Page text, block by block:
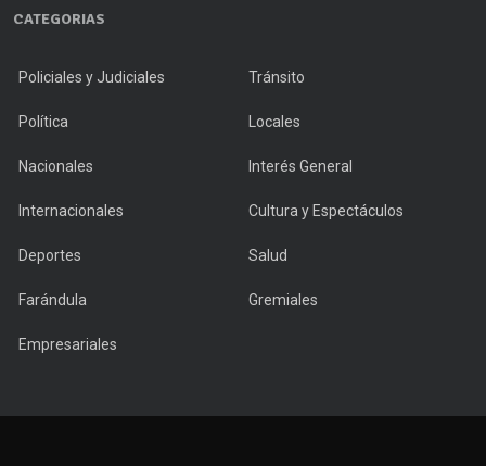
CATEGORIAS
Policiales y Judiciales Tránsito
Política Locales
Nacionales Interés General
Internacionales Cultura y Espectáculos
Deportes Salud
Farándula Gremiales
Empresariales